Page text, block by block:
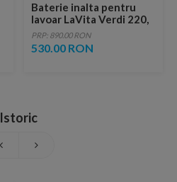
Baterie inalta pentru
lavoar LaVita Verdi 220,
fara ventil, brushed
copper
PRP: 890.00 RON
530.00 RON
Istoric